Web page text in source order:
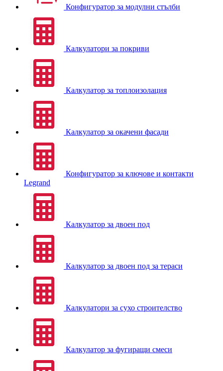
Конфигуратор за модулни стълби
Калкулатори за покриви
Калкулатор за топлоизолация
Калкулатор за окачени фасади
Конфигуратор за ключове и контакти
Legrand
Калкулатор за двоен под
Калкулатор за двоен под за тераси
Калкулатори за сухо строителство
Калкулатор за фугиращи смеси